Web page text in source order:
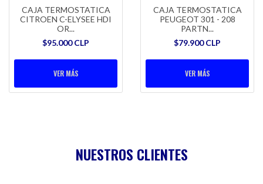
CAJA TERMOSTATICA
CITROEN C-ELYSEE HDI
OR...
$95.000 CLP
VER MÁS
CAJA TERMOSTATICA
PEUGEOT 301 - 208
PARTN...
$79.900 CLP
VER MÁS
NUESTROS CLIENTES